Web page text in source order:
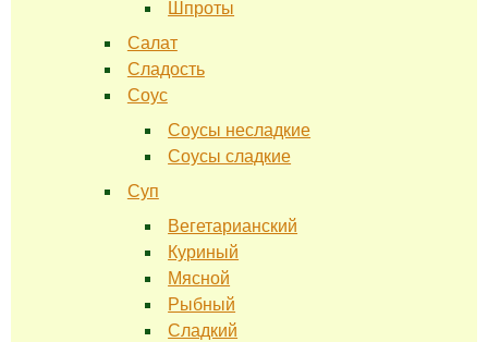
Шпроты
Салат
Сладость
Соус
Соусы несладкие
Соусы сладкие
Суп
Вегетарианский
Куриный
Мясной
Рыбный
Сладкий